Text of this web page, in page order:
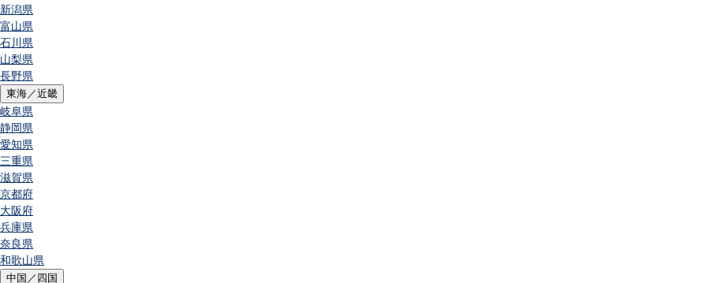
新潟県
富山県
石川県
山梨県
長野県
東海／近畿
岐阜県
静岡県
愛知県
三重県
滋賀県
京都府
大阪府
兵庫県
奈良県
和歌山県
中国／四国